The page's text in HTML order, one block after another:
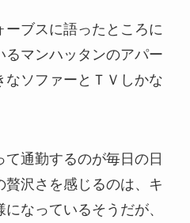
ブスに語ったところに
るマンハッタンのアパー
なソファーとＴＶしかな
通勤するのが毎日の日
沢さを感じるのは、キ
なっているそうだが、